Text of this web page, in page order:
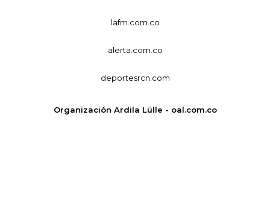
lafm.com.co
alerta.com.co
deportesrcn.com
Organización Ardila Lülle - oal.com.co